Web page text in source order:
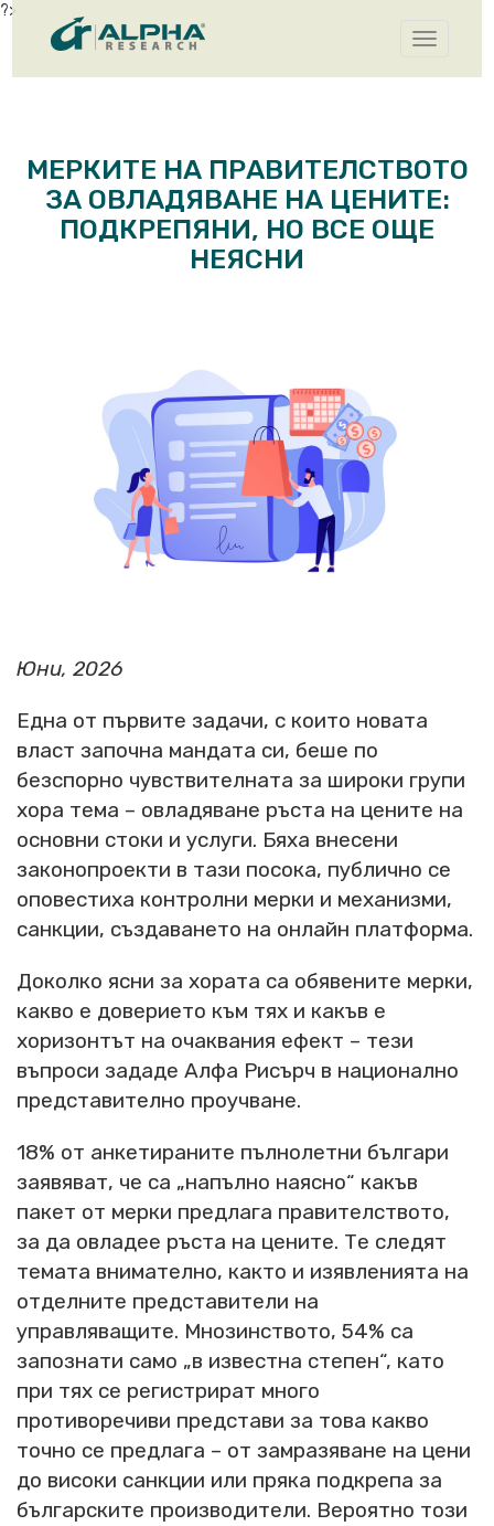
Toggle
?>
МЕРКИТЕ НА ПРАВИТЕЛСТВОТО
ЗА ОВЛАДЯВАНЕ НА ЦЕНИТЕ:
ПОДКРЕПЯНИ, НО ВСЕ ОЩЕ
НЕЯСНИ
Юни, 2026
Една от първите задачи, с които новата
власт започна мандата си, беше по
безспорно чувствителната за широки групи
хора тема – овладяване ръста на цените на
основни стоки и услуги. Бяха внесени
законопроекти в тази посока, публично се
оповестиха контролни мерки и механизми,
санкции, създаването на онлайн платформа.
Доколко ясни за хората са обявените мерки,
какво е доверието към тях и какъв е
хоризонтът на очаквания ефект – тези
въпроси зададе Алфа Рисърч в национално
представително проучване.
18% от анкетираните пълнолетни българи
заявяват, че са „напълно наясно“ какъв
пакет от мерки предлага правителството,
за да овладее ръста на цените. Те следят
темата внимателно, както и изявленията на
отделните представители на
управляващите. Мнозинството, 54% са
запознати само „в известна степен“, като
при тях се регистрират много
противоречиви представи за това какво
точно се предлага – от замразяване на цени
до високи санкции или пряка подкрепа за
българските производители. Вероятно този